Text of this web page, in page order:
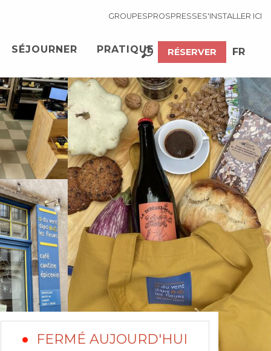
RÉSERVER
Recherche
FR
GROUPESPROSPRESSES'INSTALLER ICI
SÉJOURNER PRATIQUE
FERMÉ AUJOURD'HUI